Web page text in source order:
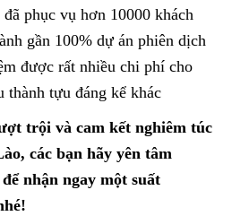
phục vụ hơn 10000 khách
gần 100% dự án phiên dịch
được rất nhiều chi phí cho
thành tựu đáng kể khác
trội và cam kết nghiêm túc
các bạn hãy yên tâm
nhận ngay một suất